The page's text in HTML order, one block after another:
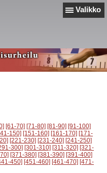
Valikko
[61-70] [71-80] [81-90] [91-100]
150] [151-160] [161-170] [171-
[221-230] [231-240] [241-250]
300] [301-310] [311-320] [321-
[371-380] [381-390] [391-400]
450] [451-460] [461-470] [471-